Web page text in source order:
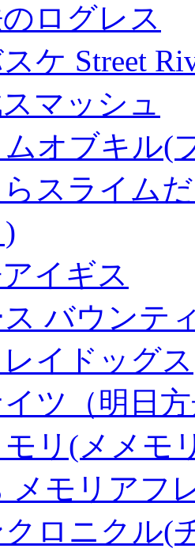
ログレス
ケ Street
マッシュ
オブキル(
スライム
イギス
バウンテ
イドッグス
ツ（明日
リ(メメモ
メモリアフ
ロニクル(